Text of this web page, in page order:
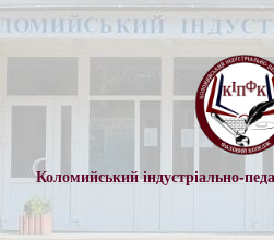
Перейти
до
Коломийський індустріально-